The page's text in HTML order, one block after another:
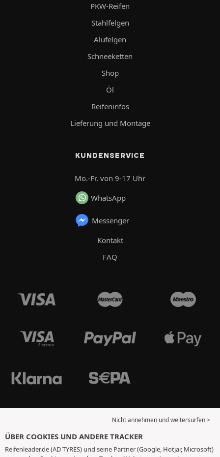
PKW-Reifen
Stahlfelgen
Alufelgen
Schneeketten
Shop
Öl
Reifeninfos
Lieferung und Montage
KUNDENSERVICE
Mo.-Fr. von 9-17 Uhr
WhatsApp
Messenger
Kontakt
FAQ
Nicht annehmen und weitersurfen >
ÜBER COOKIES UND ANDERE TRACKER
Reifenleader.de (AD TYRES) und seine Partner (Google, Hotjar, Microsoft)